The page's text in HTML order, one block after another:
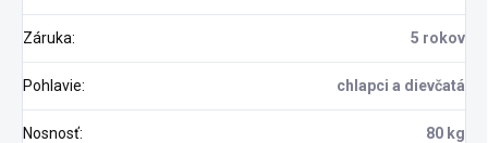
Záruka: 5 rokov
Pohlavie: chlapci a dievčatá
Nosnosť: 80 kg